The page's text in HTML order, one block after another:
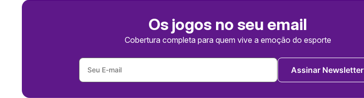
Os jogos no seu email
Cobertura completa para quem vive a emoção do esporte
Assinar Newsletter